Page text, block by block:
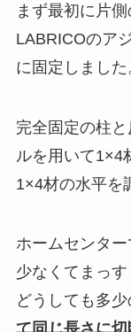
まず最初に片
LABRICOのア
に固定しました
完全固定の柱
ルを用いて1×4
1×4材の水平を
ホームセンタ
少なくてまっす
どうしても多